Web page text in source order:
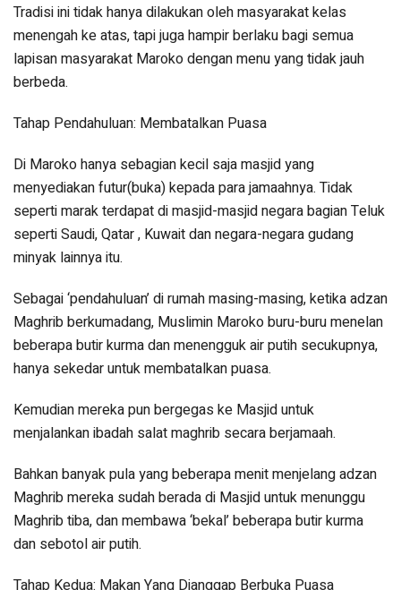
Tradisi ini tidak hanya dilakukan oleh masyarakat kelas
menengah ke atas, tapi juga hampir berlaku bagi semua
lapisan masyarakat Maroko dengan menu yang tidak jauh
berbeda.
Tahap Pendahuluan: Membatalkan Puasa
Di Maroko hanya sebagian kecil saja masjid yang
menyediakan futur(buka) kepada para jamaahnya. Tidak
seperti marak terdapat di masjid-masjid negara bagian Teluk
seperti Saudi, Qatar , Kuwait dan negara-negara gudang
minyak lainnya itu.
Sebagai ‘pendahuluan’ di rumah masing-masing, ketika adzan
Maghrib berkumadang, Muslimin Maroko buru-buru menelan
beberapa butir kurma dan menengguk air putih secukupnya,
hanya sekedar untuk membatalkan puasa.
Kemudian mereka pun bergegas ke Masjid untuk
menjalankan ibadah salat maghrib secara berjamaah.
Bahkan banyak pula yang beberapa menit menjelang adzan
Maghrib mereka sudah berada di Masjid untuk menunggu
Maghrib tiba, dan membawa ‘bekal’ beberapa butir kurma
dan sebotol air putih.
Tahap Kedua: Makan Yang Dianggap Berbuka Puasa